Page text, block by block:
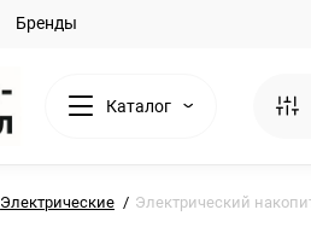
Бренды
Каталог
Электрические Электрический